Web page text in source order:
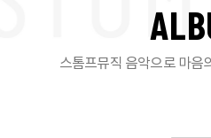
ALB
스톰프뮤직 음악으로 마음